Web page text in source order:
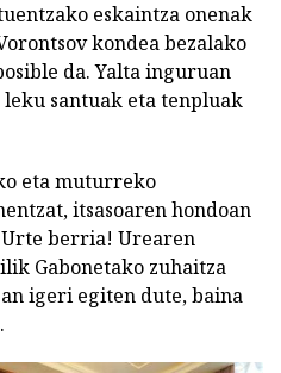
eskaintza onenak
kondea bezalako
da. Yalta inguruan
santuak eta tenpluak
eta muturreko
itsasoaren hondoan
berria! Urearen
Gabonetako zuhaitza
igeri egiten dute, baina